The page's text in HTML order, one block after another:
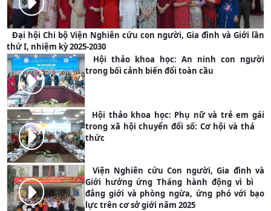
PHOTO
Đại hội Chi bộ Viện Nghiên cứu con người, Gia đình và Giới lần
thứ I, nhiệm kỳ 2025-2030
PHOTO
Hội thảo khoa học: An ninh con người
trong bối cảnh biến đổi toàn cầu
PHOTO
Hội thảo khoa học: Phụ nữ và trẻ em gái
trong xã hội chuyển đổi số: Cơ hội và thách
thức
PHOTO
Viện Nghiên cứu Con người, Gia đình và
Giới hưởng ứng Tháng hành động vì bình
đẳng giới và phòng ngừa, ứng phó với bạo
lực trên cơ sở giới năm 2025